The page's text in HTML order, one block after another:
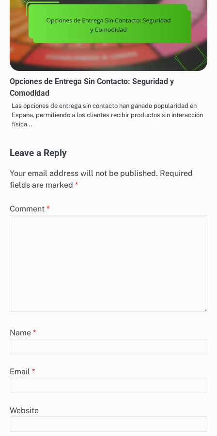
Opciones de Entrega Sin Contacto: Seguridad y
Comodidad
Las opciones de entrega sin contacto han ganado popularidad en
España, permitiendo a los clientes recibir productos sin interacción
física…
Leave a Reply
Your email address will not be published. Required
fields are marked *
Comment *
Name *
Email *
Website